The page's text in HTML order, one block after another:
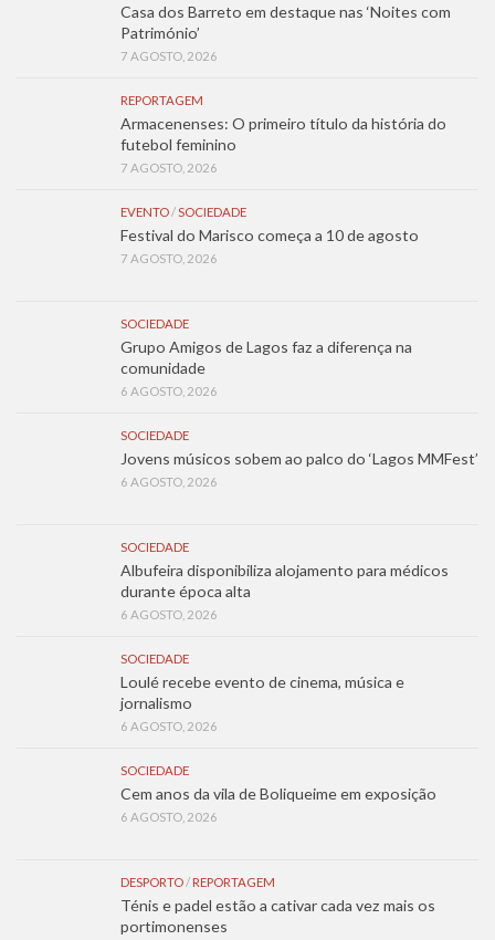
Casa dos Barreto em destaque nas ‘Noites com
Património’
7 AGOSTO, 2026
REPORTAGEM
Armacenenses: O primeiro título da história do
futebol feminino
7 AGOSTO, 2026
EVENTO/SOCIEDADE
Festival do Marisco começa a 10 de agosto
7 AGOSTO, 2026
SOCIEDADE
Grupo Amigos de Lagos faz a diferença na
comunidade
6 AGOSTO, 2026
SOCIEDADE
Jovens músicos sobem ao palco do ‘Lagos MMFest’
6 AGOSTO, 2026
SOCIEDADE
Albufeira disponibiliza alojamento para médicos
durante época alta
6 AGOSTO, 2026
SOCIEDADE
Loulé recebe evento de cinema, música e
jornalismo
6 AGOSTO, 2026
SOCIEDADE
Cem anos da vila de Boliqueime em exposição
6 AGOSTO, 2026
DESPORTO/ REPORTAGEM
Ténis e padel estão a cativar cada vez mais os
portimonenses